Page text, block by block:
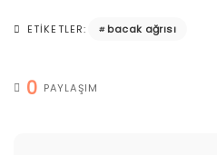
ETIKETLER: bacak ağrısı
0 PAYLAŞIM